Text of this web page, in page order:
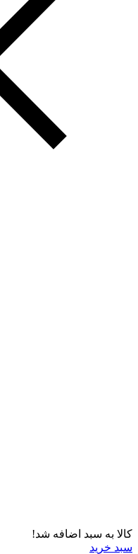
کالا به سبد اضافه شد!
سبد خرید